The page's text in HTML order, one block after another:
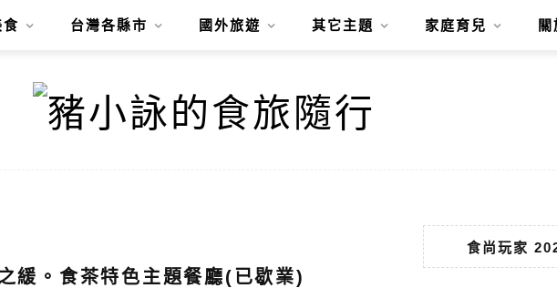
食 台灣各縣市 國外旅遊 其它主題 家庭育兒
緩。食茶特色主題餐廳(已歇業)
食尚玩家